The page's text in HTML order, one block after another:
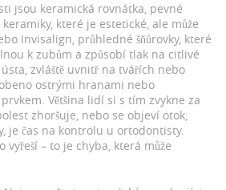
jsou keramická rovnátka, pevné
které je estetické, ale může
Invisalign, průhledné šňůrovky, které
k zubům a způsobí tlak na citlivé
zvláště uvnitř na tvářích nebo
ostrými hranami nebo
Většina lidí si s tím zvykne za
zhoršuje, nebo se objeví otok,
je čas na kontrolu u ortodontisty.
vyřeší – to je chyba, která může